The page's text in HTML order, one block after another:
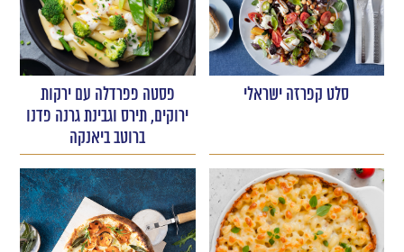
סלט קפרזה ישראלי
פסטה פפרדלה עם ירקות
ירוקים, תירס וגבינת גרנה פדנו
ברוטב ביאנקה